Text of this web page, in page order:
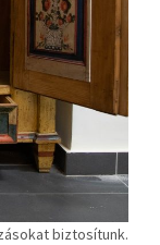
biztosítunk.